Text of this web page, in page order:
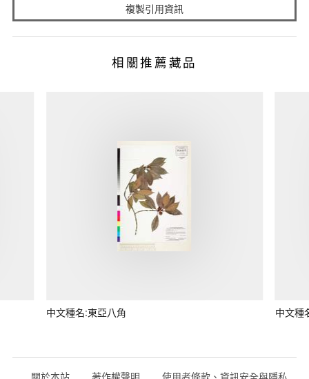
複製引用資訊
相關推薦藏品
中文種名:東亞八角 中文種
關於本站 著作權聲明 使用者條款、資訊安全與隱私